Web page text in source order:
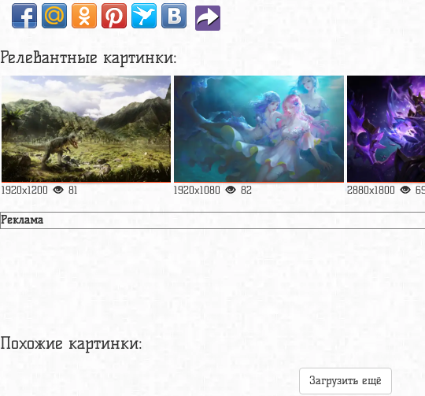
Релевантные картинки:
1920x1200 81 1920x1080 82 2880x1800
Реклама
Похожие картинки:
Загрузить ещё